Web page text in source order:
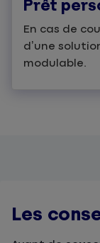
Prêt
En cas de
d’une
modulable.
Les